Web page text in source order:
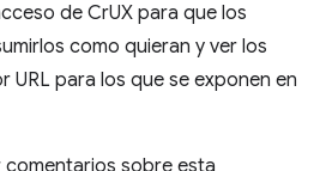
de CrUX para que los
como quieran y ver los
URL para los que se exponen en